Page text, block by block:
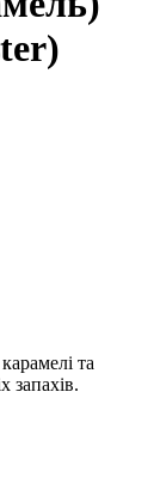
та
запахів.